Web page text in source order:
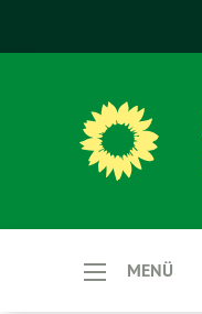
MENÜ